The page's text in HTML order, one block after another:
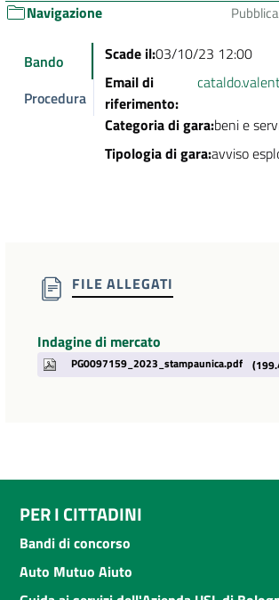
Navigazione
Bando
Procedura
Scade il:03/10/23 12:00
Email di
riferimento:
Categoria di gara:beni e
Tipologia di gara:avviso
FILE ALLEGATI
Indagine di mercato
PG0097159_2023_stampaunica.pdf
PER I CITTADINI
Bandi di concorso
Auto Mutuo Aiuto